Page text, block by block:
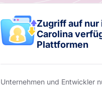
Zugriff auf nur
Carolina
Plattformen
Unternehmen und Entwickler